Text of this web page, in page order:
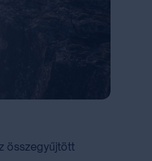
összegyűjtött